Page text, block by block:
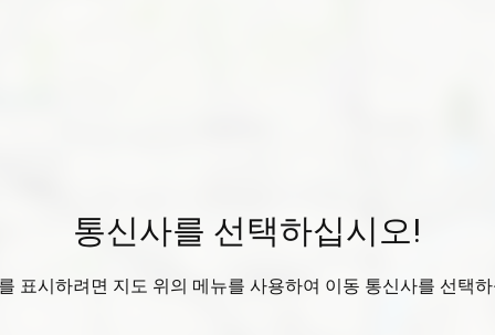
통신사를 선택하십시오!
표시하려면 지도 위의 메뉴를 사용하여 이동 통신사를 선택